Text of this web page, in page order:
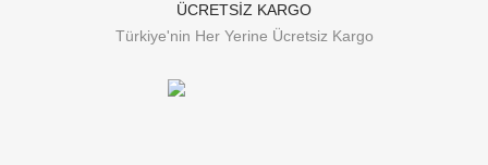
ÜCRETSİZ KARGO
Türkiye'nin Her Yerine Ücretsiz Kargo